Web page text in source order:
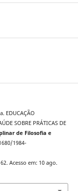
EDUCAÇÃO
SOBRE PRÁTICAS DE
de Filosofia e
1984-
Acesso em: 10 ago.